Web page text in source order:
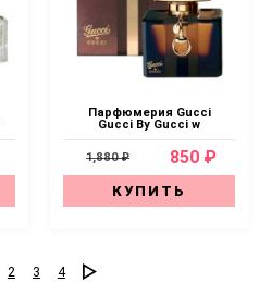
Парфюмерия Gucci
Gucci By Gucci w
1,880 ₽ 850 ₽
КУПИТЬ
2 3 4